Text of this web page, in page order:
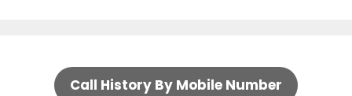
Call History By Mobile Number